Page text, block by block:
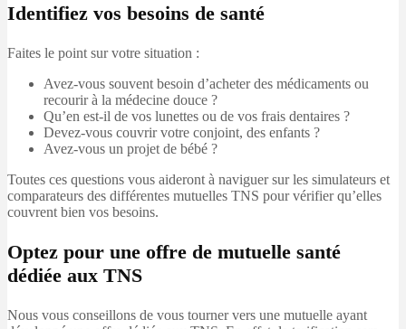
Identifiez vos besoins de santé
Faites le point sur votre situation :
Avez-vous souvent besoin d’acheter des médicaments ou
recourir à la médecine douce ?
Qu’en est-il de vos lunettes ou de vos frais dentaires ?
Devez-vous couvrir votre conjoint, des enfants ?
Avez-vous un projet de bébé ?
Toutes ces questions vous aideront à naviguer sur les simulateurs et
comparateurs des différentes mutuelles TNS pour vérifier qu’elles
couvrent bien vos besoins.
Optez pour une offre de mutuelle santé
dédiée aux TNS
Nous vous conseillons de vous tourner vers une mutuelle ayant